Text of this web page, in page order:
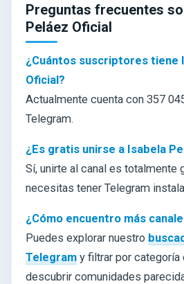
Preguntas frecuentes
Peláez Oficial
¿Cuántos suscriptores tiene
Oficial?
Actualmente cuenta con 357
Telegram.
¿Es gratis unirse a Isabela
Sí, unirte al canal es totalmente
necesitas tener Telegram
¿Cómo encuentro más
Puedes explorar nuestro
Telegram y filtrar por categoría
descubrir comunidades